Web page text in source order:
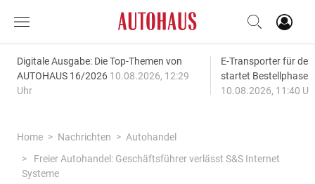
Digitale Ausgabe: Die Top-Themen von
AUTOHAUS 16/2026 10.08.2026, 12:29
Uhr
E-Transporter für
startet Bestellphase
10.08.2026, 11:40
Home Nachrichten
Autohandel
Freier Autohandel: Geschäftsführer verlässt S&S Internet
Systeme